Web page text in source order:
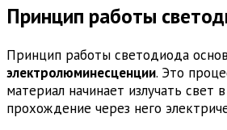
Принцип работы
Принцип работы светодиода
электролюминесценции. Это
материал начинает излучать свет
прохождение через него